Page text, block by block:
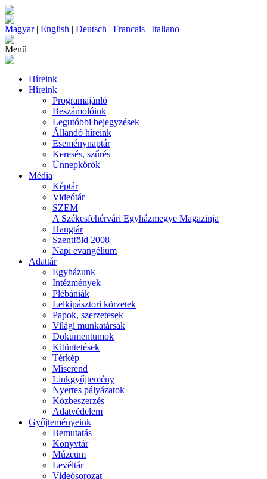
Magyar| English | Deutsch | Francais | Italiano
Menü
Híreink
Híreink
Programajánló
Beszámolóink
Legutóbbi bejegyzések
Állandó híreink
Eseménynaptár
Keresés, szűrés
Ünnepkörök
Média
Képtár
Videótár
SZEM
A Székesfehérvári Egyházmegye Magazinja
Hangtár
Szentföld 2008
Napi evangélium
Adattár
Egyházunk
Intézmények
Plébániák
Lelkipásztori körzetek
Papok, szerzetesek
Világi munkatársak
Dokumentumok
Kitüntetések
Térkép
Miserend
Linkgyűjtemény
Nyertes pályázatok
Közbeszerzés
Adatvédelem
Gyűjteményeink
Bemutatás
Könyvtár
Múzeum
Levéltár
Videósorozat